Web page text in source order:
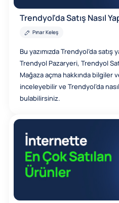
Trendyol'da Satış Nasıl
Pınar Keleş
Bu yazımızda Trendyol’da
Trendyol Pazaryeri, Trendyol
Mağaza açma hakkında bilgiler
inceleyebilir ve Trendyol’da
bulabilirsiniz.